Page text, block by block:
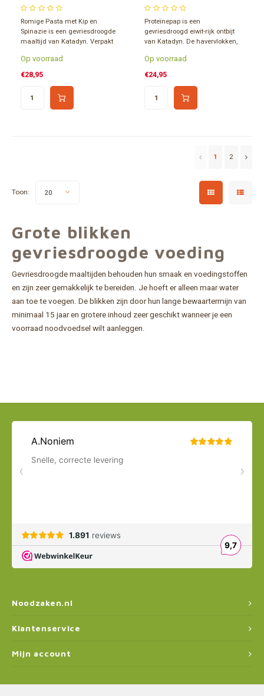
Romige Pasta met Kip en
Spinazie is een gevriesdroogde
maaltijd van Katadyn. Verpakt
houdbaar. Inhoud goed voor 5
porties.
Op voorraad
€28,95
Proteïnepap is een
gevriesdroogd eiwit-rijk ontbijt
van Katadyn. De havervlokken,
zorgen voor een smakelijk,
eiwitrijk en voedzaam ontbijt.
Inhoud goed voor 4 porties van
375 gram, of meerdere kleine
porties. Ca. 15 jaar houdba
Op voorraad
€24,95
1 2
Toon: 20
Grote blikken
gevriesdroogde voeding
Gevriesdroogde maaltijden behouden hun smaak en voedingstoffen
en zijn zeer gemakkelijk te bereiden. Je hoeft er alleen maar water
aan toe te voegen. De blikken zijn door hun lange bewaartermijn van
minimaal 15 jaar en grotere inhoud zeer geschikt wanneer je een
voorraad noodvoedsel wilt aanleggen.
Noodzaken.nl
Klantenservice
Mijn account